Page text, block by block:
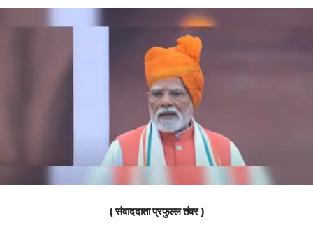
( संवाददाता प्रफुल्ल तंवर )